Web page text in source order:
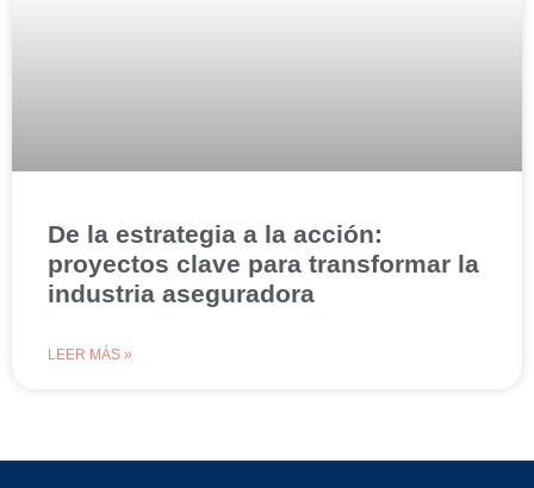
De la estrategia a la acción:
proyectos clave para transformar la
industria aseguradora
LEER MÁS »